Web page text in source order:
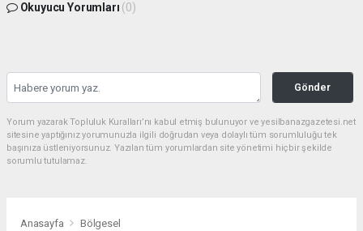
Okuyucu Yorumları (0)
Gönder
Yorum yazarak Topluluk Kuralları’nı kabul etmiş bulunuyor ve yesilbanazgazetesi.net
sitesine yaptığınız yorumunuzla ilgili doğrudan veya dolaylı tüm sorumluluğu tek
başınıza üstleniyorsunuz. Yazılan tüm yorumlardan site yönetimi hiçbir şekilde
sorumlu tutulamaz.
Anasayfa Bölgesel